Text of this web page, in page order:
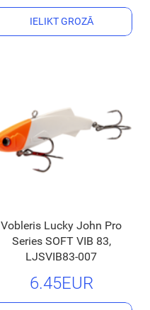
IELIKT GROZĀ
Vobleris Lucky John Pro
Series SOFT VIB 83,
LJSVIB83-007
6.45EUR